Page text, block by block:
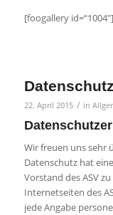
[foogallery id=“1004″]
22. April 2015 / in
Wir freuen uns sehr
Datenschutz hat
Vorstand des ASV
Internetseiten des
jede Angabe